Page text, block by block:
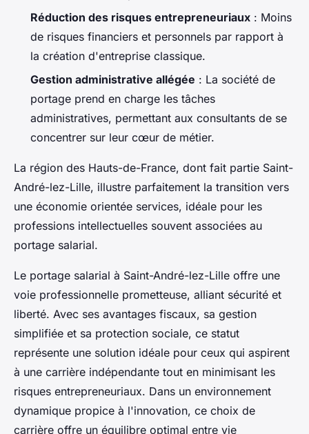
Réduction des risques entrepreneuriaux : Moins
de risques financiers et personnels par rapport à
la création d'entreprise classique.
Gestion administrative allégée : La société de
portage prend en charge les tâches
administratives, permettant aux consultants de se
concentrer sur leur cœur de métier.
La région des Hauts-de-France, dont fait partie Saint-
André-lez-Lille, illustre parfaitement la transition vers
une économie orientée services, idéale pour les
professions intellectuelles souvent associées au
portage salarial.
Le portage salarial à Saint-André-lez-Lille offre une
voie professionnelle prometteuse, alliant sécurité et
liberté. Avec ses avantages fiscaux, sa gestion
simplifiée et sa protection sociale, ce statut
représente une solution idéale pour ceux qui aspirent
à une carrière indépendante tout en minimisant les
risques entrepreneuriaux. Dans un environnement
dynamique propice à l'innovation, ce choix de
carrière offre un équilibre optimal entre vie